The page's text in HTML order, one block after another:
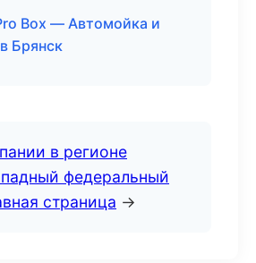
Box — Автомойка и
Брянск
в регионе
федеральный
страница →